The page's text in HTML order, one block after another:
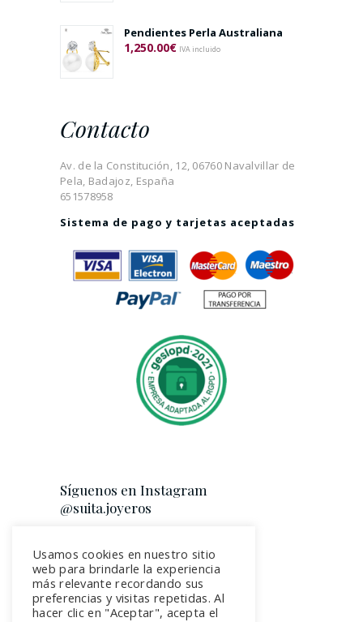
Pendientes Perla Australiana
1,250.00€ IVA incluido
Contacto
Av. de la Constitución, 12, 06760 Navalvillar de
Pela, Badajoz, España
651578958
Sistema de pago y tarjetas aceptadas
Síguenos en Instagram
@suita.joyeros
Usamos cookies en nuestro sitio
web para brindarle la experiencia
más relevante recordando sus
preferencias y visitas repetidas. Al
hacer clic en "Aceptar", acepta el